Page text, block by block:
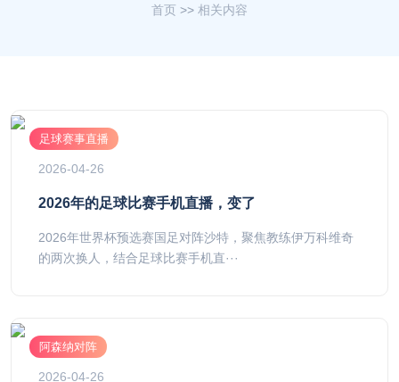
首页 >> 相关内容
足球赛事直播
2026-04-26
2026年的足球比赛手机直播，变了
2026年世界杯预选赛国足对阵沙特，聚焦教练伊万科维奇
的两次换人，结合足球比赛手机直···
阿森纳对阵
2026-04-26